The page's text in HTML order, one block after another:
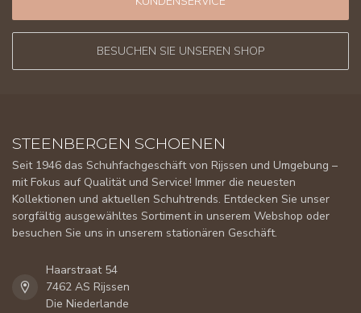
BESUCHEN SIE UNSEREN SHOP
STEENBERGEN SCHOENEN
Seit 1946 das Schuhfachgeschäft von Rijssen und Umgebung –
mit Fokus auf Qualität und Service! Immer die neuesten
Kollektionen und aktuellen Schuhtrends. Entdecken Sie unser
sorgfältig ausgewähltes Sortiment in unserem Webshop oder
besuchen Sie uns in unserem stationären Geschäft.
Haarstraat 54
7462 AS Rijssen
Die Niederlande